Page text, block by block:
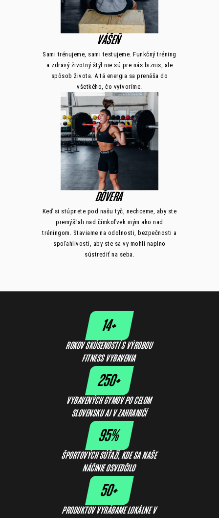
VÁŠEŇ
Sami trénujeme, sami testujeme. Funkčný tréning
a zdravý životný štýl nie sú pre nás biznis, ale
spôsob života. A tá energia sa prenáša do
všetkého, čo vytvoríme.
DÔVERA
Keď si stúpnete pod našu tyč, nechceme, aby ste
premýšľali nad čímkoľvek iným ako nad
tréningom. Staviame na odolnosti, bezpečnosti a
spoľahlivosti, aby ste sa vy mohli naplno
sústrediť na seba.
ROKOV SKÚSENOSTÍ S VÝROBOU
FITNESS VYBAVENIA
VYBAVENÝCH GYMOV PO CELOM
SLOVENSKU AJ V ZAHRANIČÍ
ŠPORTOVÝCH SÚŤAŽÍ, KDE SA NAŠE
NÁČINIE OSVEDČILO
PRODUKTOV VYRÁBAME LOKÁLNE V